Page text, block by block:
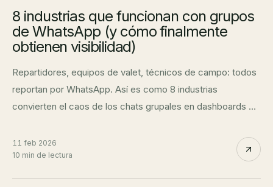
8 industrias que funcionan con grupos
de WhatsApp (y cómo finalmente
obtienen visibilidad)
Repartidores, equipos de valet, técnicos de campo: todos
reportan por WhatsApp. Así es como 8 industrias
convierten el caos de los chats grupales en dashboards en
11 feb 2026
10 min de lectura